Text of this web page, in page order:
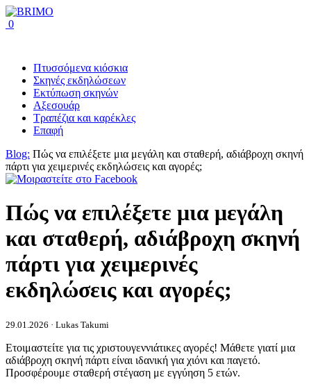
0
Πτυσσόμενα κιόσκια
Σκηνές εκδηλώσεων
Εκτύπωση σκηνών
Αξεσουάρ
Τραπέζια και καρέκλες
Επαφή
Blog: Πώς να επιλέξετε μια μεγάλη και σταθερή, αδιάβροχη σκηνή
πάρτι για χειμερινές εκδηλώσεις και αγορές;
Πώς να επιλέξετε μια μεγάλη
και σταθερή, αδιάβροχη σκηνή
πάρτι για χειμερινές
εκδηλώσεις και αγορές;
29.01.2026 · Lukas Takumi
Ετοιμαστείτε για τις χριστουγεννιάτικες αγορές! Μάθετε γιατί μια
αδιάβροχη σκηνή πάρτι είναι ιδανική για χιόνι και παγετό.
Προσφέρουμε σταθερή στέγαση με εγγύηση 5 ετών.